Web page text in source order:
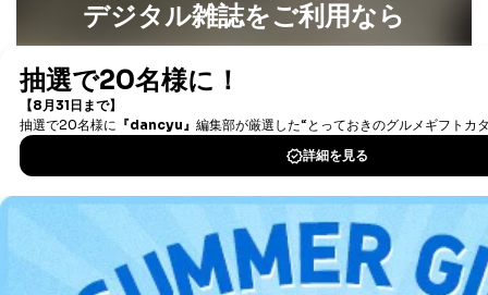
が、これらに限りません。
委託先：カスタマーサポート支援会社 、クレジッ
トカード決済などの決済代行・料金回収会社、広
告配信サービス会社
提供先：出版社、出版物発売元、卸売会社、販売
店など商品の供給者、梱包会社、配送会社、新聞
販売店などの梱包・配送・配達会社
４．開示対象個人情報の「開示」「訂正」等の請求につ
いて
当社は、本人から、開示対象個人情報について利用目的
の通知を求められた場合には、遅滞なくこれに応じま
す。ただし、以下①～④のいずれかに該当する場合は、
デジタル雑誌をご利用なら
書籍）が無料で読み放題！
DOWNLOAD FOR IOS
DOWNLOAD FOR ANDROID
ご利用方法はこちら